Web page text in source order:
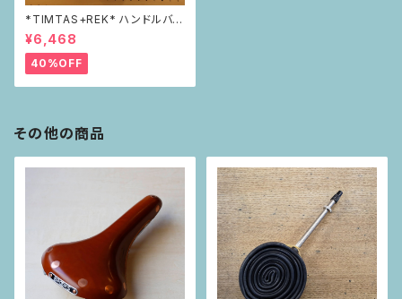
*TIMTAS+REK* ハンドルバー
バッグ
¥6,468
40%OFF
その他の商品